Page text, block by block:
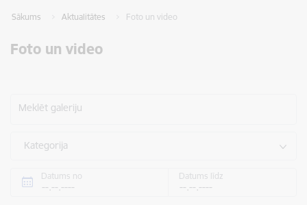
Sākums Aktualitātes Foto un video
Foto un video
Meklēt galeriju
Kategorija
Datums no Datums līdz